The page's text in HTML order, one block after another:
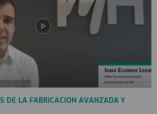
DE LA FABRICACIÓN AVANZADA Y